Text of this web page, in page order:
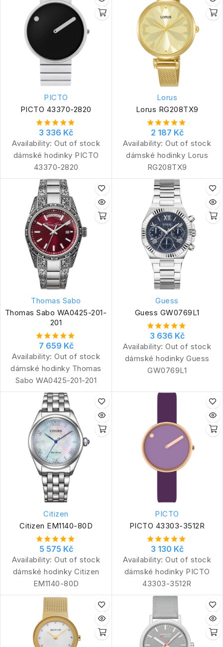
PICTO
PICTO 43370-2820
3 336 Kč
Availability: Out of stock
dámské hodinky PICTO
43370-2820
Lorus
Lorus RG208TX9
2 187 Kč
Availability: Out of stock
dámské hodinky Lorus
RG208TX9
Thomas Sabo
Thomas Sabo WA0425-201-
201
7 659 Kč
Availability: Out of stock
dámské hodinky Thomas
Sabo WA0425-201-201
Guess
Guess GW0769L1
3 636 Kč
Availability: Out of stock
dámské hodinky Guess
GW0769L1
Citizen
Citizen EM1140-80D
5 575 Kč
Availability: Out of stock
dámské hodinky Citizen
EM1140-80D
PICTO
PICTO 43303-3512R
3 130 Kč
Availability: Out of stock
dámské hodinky PICTO
43303-3512R